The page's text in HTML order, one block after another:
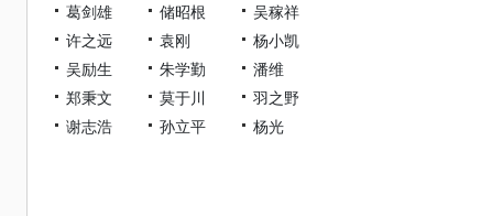
葛剑雄
储昭根
吴稼祥
许之远
袁刚
杨小凯
吴励生
朱学勤
潘维
郑秉文
莫于川
羽之野
谢志浩
孙立平 杨光